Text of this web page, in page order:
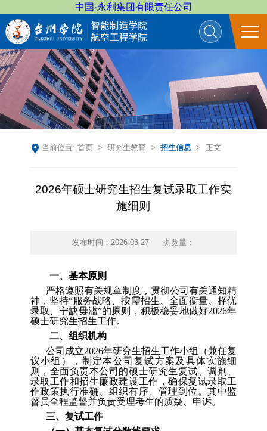
中国·永利集团有限责任公司
当前位置:首页 >研究生教育 >招生信息 > 正文
2026年硕士研究生招生复试录取工作实
施细则
发布时间：2026-03-27 浏览量：
一、基本原则
严格遵照有关规章制度，贯彻公司有关通知精
神，坚持“服务战略、按需招生、全面衡量、择优
录取、宁缺毋滥”的原则，积极稳妥地做好2026年
硕士研究生招生工作。
二、组织机构
公司成立2026年研究生招生工作小组（兼任复
议小组），制定本公司复试方案及具体实施细
则，全面负责本公司的硕士研究生复试、调剂、
录取工作和招生廉政建设工作，确保复试录取工
作政策执行准确、组织有序、管理到位。其中监
督员全程监督并负责受理考生的质疑、申诉。
三、复试工作